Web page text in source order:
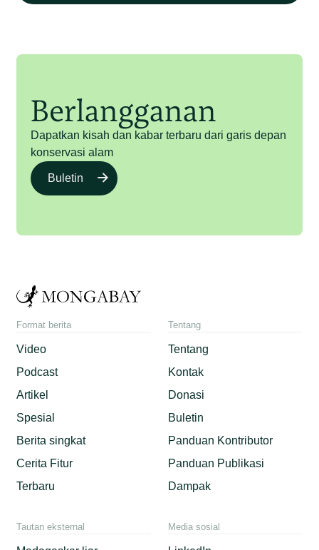
Berlangganan
Dapatkan kisah dan kabar terbaru dari garis depan
konservasi alam
Buletin
Format berita
Video
Podcast
Artikel
Spesial
Berita singkat
Cerita Fitur
Terbaru
Tentang
Tentang
Kontak
Donasi
Buletin
Panduan Kontributor
Panduan Publikasi
Dampak
Tautan eksternal Media sosial